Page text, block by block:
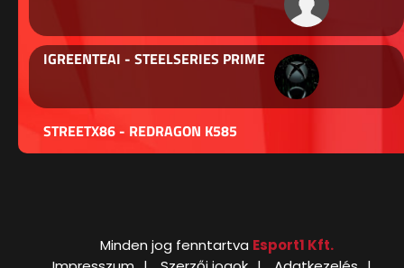
IGREENTEAI - STEELSERIES PRIME
STREETX86 - REDRAGON K585
Minden jog fenntartva Esport1 Kft.